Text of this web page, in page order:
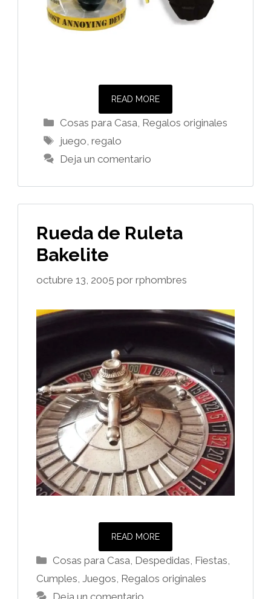
READ MORE
Categorías
Cosas para Casa Regalos originales
Etiquetas
juego ,regalo
Deja un comentario
Rueda de Ruleta
Bakelite
octubre 13, 2005 por rphombres
READ MORE
Categorías
Cosas para Casa, Despedidas, Fiestas,
Cumples, Juegos, Regalos originales